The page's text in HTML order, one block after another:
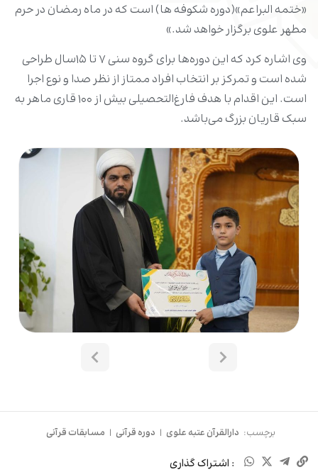
«ختمه البراعم»(دوره شکوفه ها) است که در ماه رمضان در حرم
مطهر علوی برگزار خواهد شد.»
وی اشاره کرد که این دوره‌ها برای گروه سنی ۷ تا ۱۵سال طراحی
شده است و تمرکز بر انتخاب افراد ممتاز از نظر صدا و نوع اجرا
است. این اقدام با هدف فارغ‌التحصیلی بیش از ۱۰۰ قاری ماهر به
سبک قاریان بزرگ می‌باشد.
برچسب: دارالقرآن عتبه علوی | دوره قرآنی | مسابقات قرآنی
: اشتراک گذاری